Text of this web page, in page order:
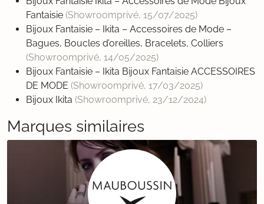
Fantaisie (Showroomprivé, 15/07/2025)
Bijoux Fantaisie – Ikita – Accessoires de Mode –
Bagues, Boucles d’oreilles, Bracelets, Colliers
(Showroomprivé, 14/05/2025)
Bijoux Fantaisie – Ikita Bijoux Fantaisie ACCESSOIRES
DE MODE (Showroomprivé, 17/03/2025)
Bijoux Ikita (Showroomprivé, 23/12/2024)
Marques similaires